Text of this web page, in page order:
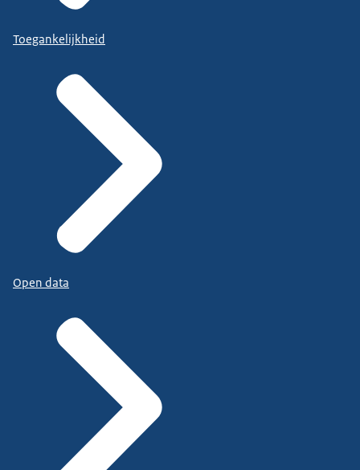
Toegankelijkheid
Open data